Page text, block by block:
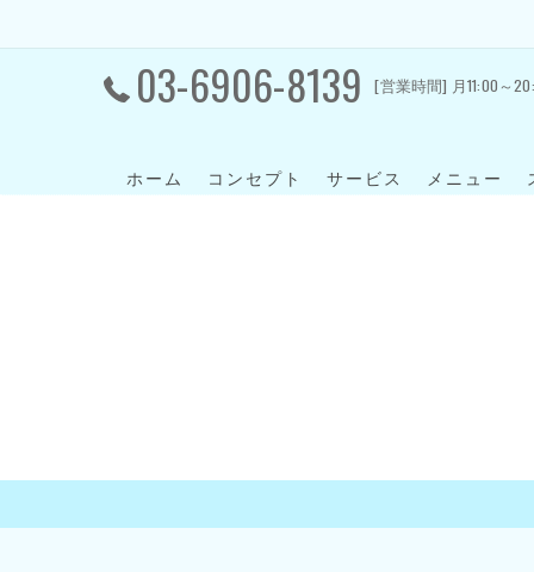
03-6906-8139 [営業時間] 月11:00～
ホーム コンセプト サービス メニュー